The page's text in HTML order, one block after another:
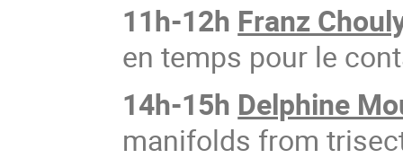
11h-12h Franz
en temps pour le
14h-15h Delphine
manifolds from